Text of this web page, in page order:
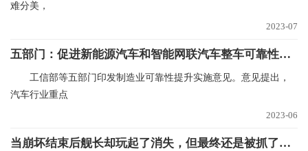
难分美，
2023-07
五部门：促进新能源汽车和智能网联汽车整车可靠性水平提升|报资讯
工信部等五部门印发制造业可靠性提升实施意见。意见提出，
汽车行业重点
2023-06
当崩坏结束后舰长却玩起了消失，但最终还是被抓了回去